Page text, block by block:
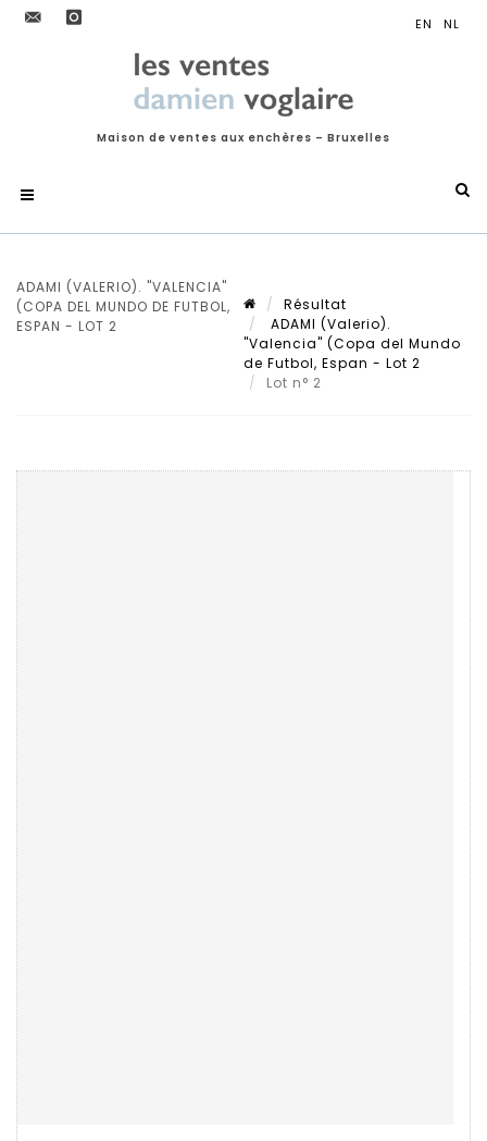
Maison de ventes aux enchères – Bruxelles
ADAMI (VALERIO). "VALENCIA"
(COPA DEL MUNDO DE FUTBOL,
ESPAN - LOT 2
Résultat
ADAMI (Valerio).
"Valencia" (Copa del Mundo
de Futbol, Espan - Lot 2
Lot n° 2